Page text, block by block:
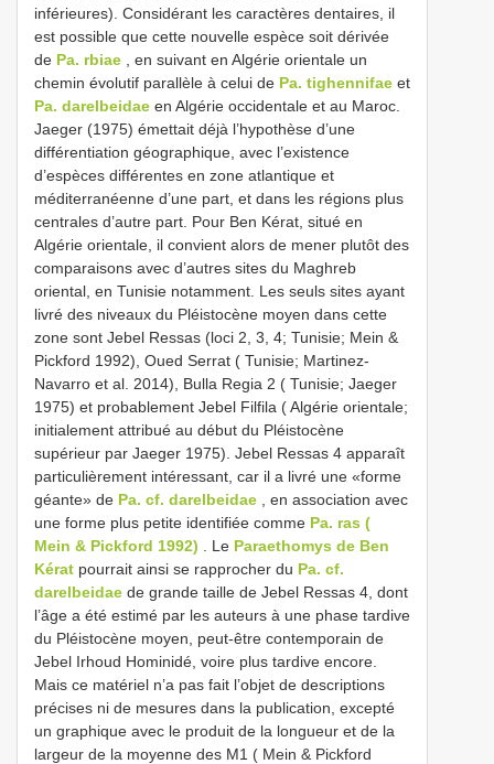
inférieures). Considérant les caractères dentaires, il
est possible que cette nouvelle espèce soit dérivée
de Pa. rbiae , en suivant en Algérie orientale un
chemin évolutif parallèle à celui de Pa. tighennifae et
Pa. darelbeidae en Algérie occidentale et au Maroc.
Jaeger (1975) émettait déjà l’hypothèse d’une
différentiation géographique, avec l’existence
d’espèces différentes en zone atlantique et
méditerranéenne d’une part, et dans les régions plus
centrales d’autre part. Pour Ben Kérat, situé en
Algérie orientale, il convient alors de mener plutôt des
comparaisons avec d’autres sites du Maghreb
oriental, en Tunisie notamment. Les seuls sites ayant
livré des niveaux du Pléistocène moyen dans cette
zone sont Jebel Ressas (loci 2, 3, 4; Tunisie; Mein &
Pickford 1992), Oued Serrat ( Tunisie; Martinez-
Navarro et al. 2014), Bulla Regia 2 ( Tunisie; Jaeger
1975) et probablement Jebel Filfila ( Algérie orientale;
initialement attribué au début du Pléistocène
supérieur par Jaeger 1975). Jebel Ressas 4 apparaît
particulièrement intéressant, car il a livré une «forme
géante» de Pa. cf. darelbeidae , en association avec
une forme plus petite identifiée comme Pa. ras (
Mein & Pickford 1992) . Le Paraethomys de Ben
Kérat pourrait ainsi se rapprocher du Pa. cf.
darelbeidae de grande taille de Jebel Ressas 4, dont
l’âge a été estimé par les auteurs à une phase tardive
du Pléistocène moyen, peut-être contemporain de
Jebel Irhoud Hominidé, voire plus tardive encore.
Mais ce matériel n’a pas fait l’objet de descriptions
précises ni de mesures dans la publication, excepté
un graphique avec le produit de la longueur et de la
largeur de la moyenne des M1 ( Mein & Pickford